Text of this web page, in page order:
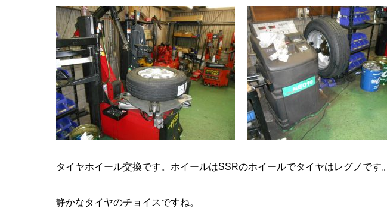
タイヤホイール交換です。ホイールはSSRのホイールでタイヤはレグノです。
静かなタイヤのチョイスですね。